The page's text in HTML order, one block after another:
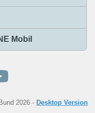
Mobil
2026 - Desktop Version